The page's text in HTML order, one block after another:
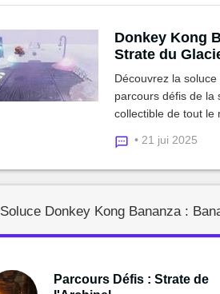
Donkey Kong
Strate du
Découvrez la
parcours défis de la
collectible de tout le
• 21 jui 2025
Soluce Donkey Kong Bananza :
Parcours Défis : Strate de